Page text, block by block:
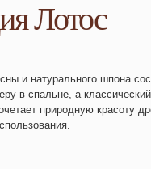
Лотос
и натурального шпона
в спальне, а
природную красоту